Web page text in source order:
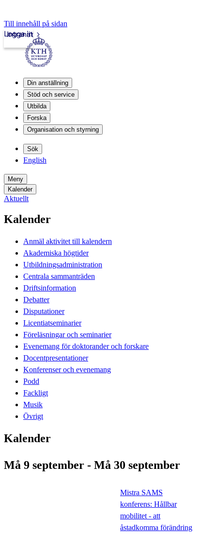
Till innehåll på sidan
Intranät
Logga in
Din anställning
Stöd och service
Utbilda
Forska
Organisation och styrning
Sök
English
Meny
Kalender
Aktuellt
Kalender
Anmäl aktivitet till kalendern
Akademiska högtider
Utbildningsadministration
Centrala sammanträden
Driftsinformation
Debatter
Disputationer
Licentiatseminarier
Föreläsningar och seminarier
Evenemang för doktorander och forskare
Docentpresentationer
Konferenser och evenemang
Podd
Fackligt
Musik
Övrigt
Kalender
Må 9 september - Må 30 september
Mistra SAMS
konferens: Hållbar
mobilitet - att
åstadkomma förändring